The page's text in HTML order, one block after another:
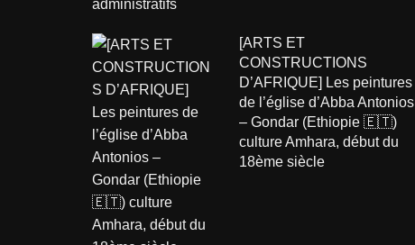
[ARTS ET
CONSTRUCTIONS
D’AFRIQUE] Les peintures
de l’église d’Abba Antonios
– Gondar (Ethiopie 🇪🇹)
culture Amhara, début du
18ème siècle